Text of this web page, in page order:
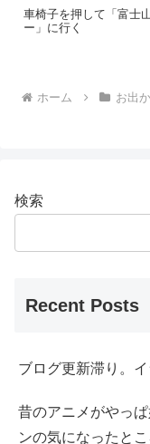
車椅子を押して「富士
ー」に行く
ホーム お出
検索
Recent Posts
ブログ更新滞り。
昔のアニメがやっ
ンの気になったと